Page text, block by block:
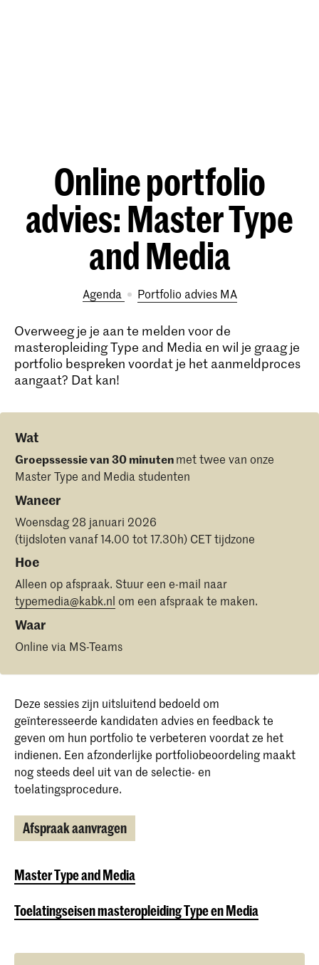
Online portfolio
advies: Master Type
and Media
Agenda portfolio advies MA
Overweeg je je aan te melden voor de
masteropleiding Type and Media en wil je graag je
portfolio bespreken voordat je het aanmeldproces
aangaat? Dat kan!
Wat
Groepssessie van 30 minutenmet twee van onze
Master Type and Media studenten
Waneer
Woensdag 28 januari 2026
(tijdsloten vanaf 14.00 tot 17.30h) CET tijdzone
Hoe
Alleen op afspraak. Stuur een e-mail naar
typemedia@kabk.nl om een afspraak te maken.
Waar
Online via MS-Teams
Deze sessies zijn uitsluitend bedoeld om
geïnteresseerde kandidaten advies en feedback te
geven om hun portfolio te verbeteren voordat ze het
indienen. Een afzonderlijke portfoliobeoordeling maakt
nog steeds deel uit van de selectie- en
toelatingsprocedure.
Afspraak aanvragen
Master Type and Media
Toelatingseisen masteropleiding Type en Media